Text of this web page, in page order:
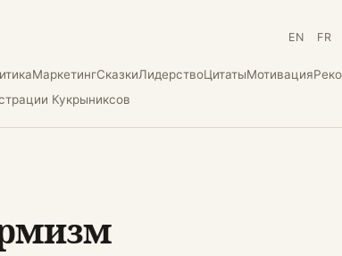
EN FR
МаркетингСказкиЛидерствоЦитатыМотивация
Кукрыниксов